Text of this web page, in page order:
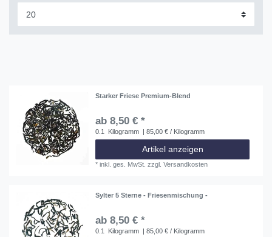
Starker Friese Premium-Blend
ab 8,50 € *
0.1 Kilogramm | 85,00 € / Kilogramm
Artikel anzeigen
*inkl. ges. MwSt. zzgl.Versandkosten
Sylter 5 Sterne - Friesenmischung -
ab 8,50 € *
0.1 Kilogramm | 85,00 € / Kilogramm